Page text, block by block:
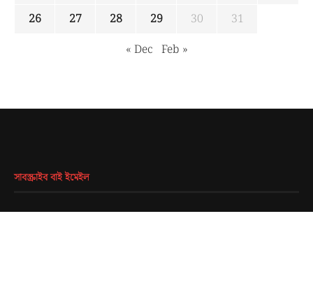
26
27 28 29 30
31
« Dec Feb »
সাবস্ক্রাইব বাই ইমেইল